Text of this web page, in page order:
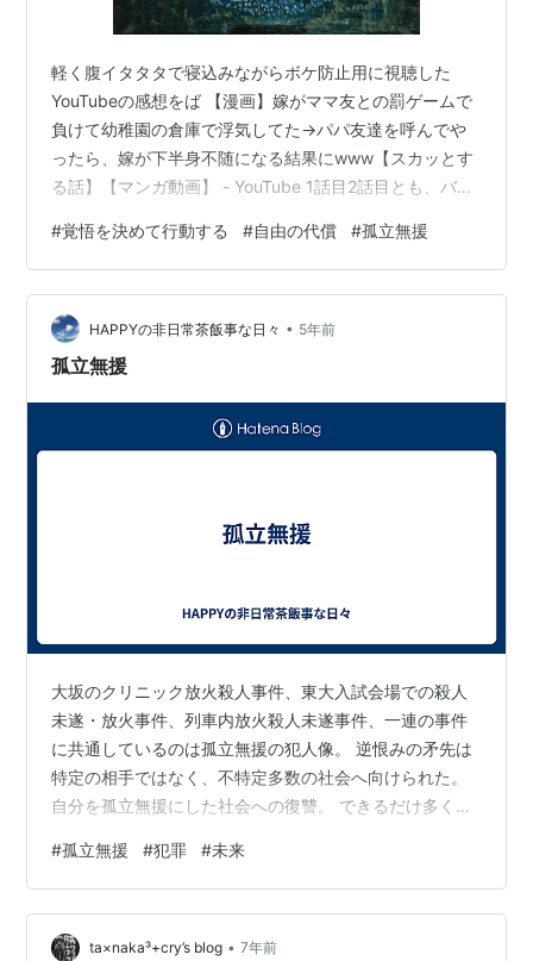
軽く腹イタタタで寝込みながらボケ防止用に視聴した
YouTubeの感想をば 【漫画】嫁がママ友との罰ゲームで
負けて幼稚園の倉庫で浮気してた→パパ友達を呼んでや
ったら、嫁が下半身不随になる結果にwww【スカッとす
る話】【マンガ動画】 - YouTube 1話目2話目とも、バカ
だ
#覚悟を決めて行動する #自由の代償 #孤立無援
HAPPYの非日常茶飯事な日々 • 5年前
孤立無援
大坂のクリニック放火殺人事件、東大入試会場での殺人
未遂・放火事件、列車内放火殺人未遂事件、一連の事件
に共通しているのは孤立無援の犯人像。 逆恨みの矛先は
特定の相手ではなく、不特定多数の社会へ向けられた。
自分を孤立無援にした社会への復讐。 できるだけ多くの
注目を浴びたかった・・・、と。 本人が異常なのか、社
会が異常なのか考えさせられます。 新しい資本主義とい
うコトバを聞くとカネを最優先する社会像が浮かび、取
り残されて孤立無援になる人々が増殖するのではとうす
#孤立無援 #犯罪 #未来
ta×naka³+cry’s blog • 7年前